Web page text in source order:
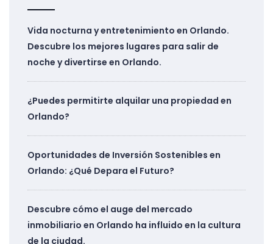
Vida nocturna y entretenimiento en Orlando.
Descubre los mejores lugares para salir de
noche y divertirse en Orlando.
¿Puedes permitirte alquilar una propiedad en
Orlando?
Oportunidades de Inversión Sostenibles en
Orlando: ¿Qué Depara el Futuro?
Descubre cómo el auge del mercado
inmobiliario en Orlando ha influido en la cultura
de la ciudad.